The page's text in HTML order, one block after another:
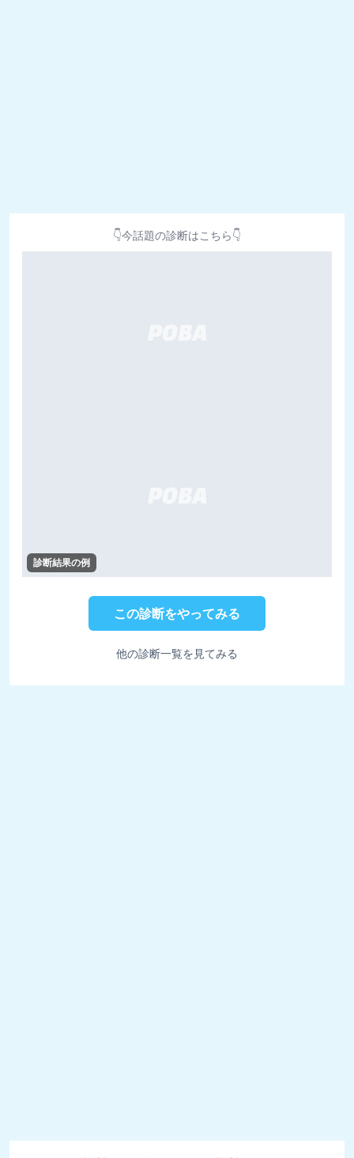
👇今話題の診断はこちら👇
診断結果の例
この診断をやってみる
他の診断一覧を見てみる